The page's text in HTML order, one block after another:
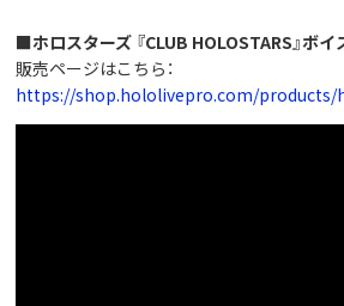
■ホロスターズ 『CLUB HOLOSTARS』ボイ
販売ページはこちら：
https://shop.hololivepro.com/products/